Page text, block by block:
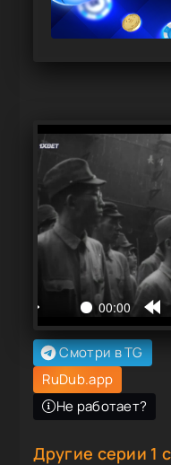
Смотри в TG
RuDub.app
Не работает?
Другие серии 1